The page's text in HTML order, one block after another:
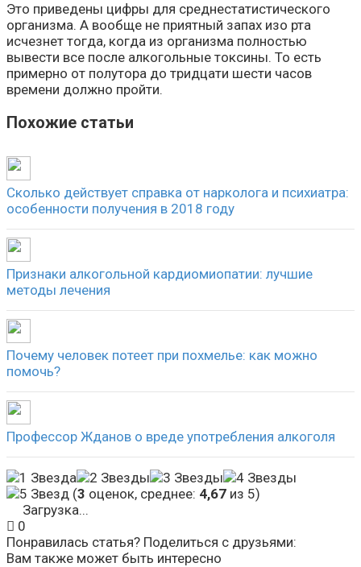
Это приведены цифры для среднестатистического
организма. А вообще не приятный запах изо рта
исчезнет тогда, когда из организма полностью
вывести все после алкогольные токсины. То есть
примерно от полутора до тридцати шести часов
времени должно пройти.
Похожие статьи
Сколько действует справка от нарколога и психиатра:
особенности получения в 2018 году
Признаки алкогольной кардиомиопатии: лучшие
методы лечения
Почему человек потеет при похмелье: как можно
помочь?
Профессор Жданов о вреде употребления алкоголя
(3 оценок, среднее: 4,67 из 5)
Загрузка...
0
Понравилась статья? Поделиться с друзьями:
Вам также может быть интересно